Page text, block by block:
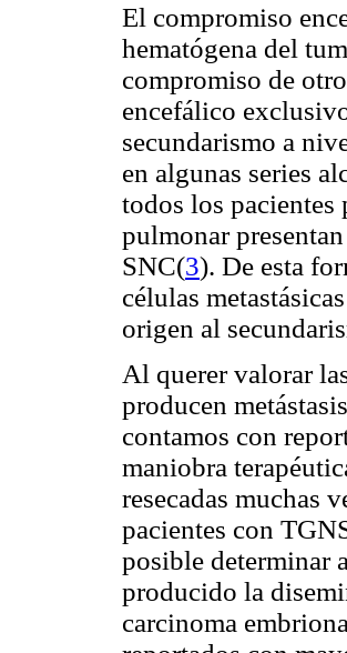
El compromiso
hematógena del
compromiso de
encefálico
secundarismo a
en algunas series
todos los
pulmonar
SNC(3). De esta
células
origen al
Al querer valorar
producen
contamos con
maniobra
resecadas muchas
pacientes con
posible determinar
producido la
carcinoma